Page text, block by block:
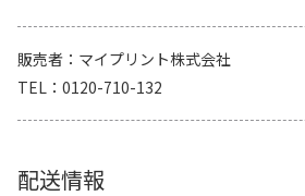
販売者
マイプリント株式会社
TEL
0120-710-132
配送情報